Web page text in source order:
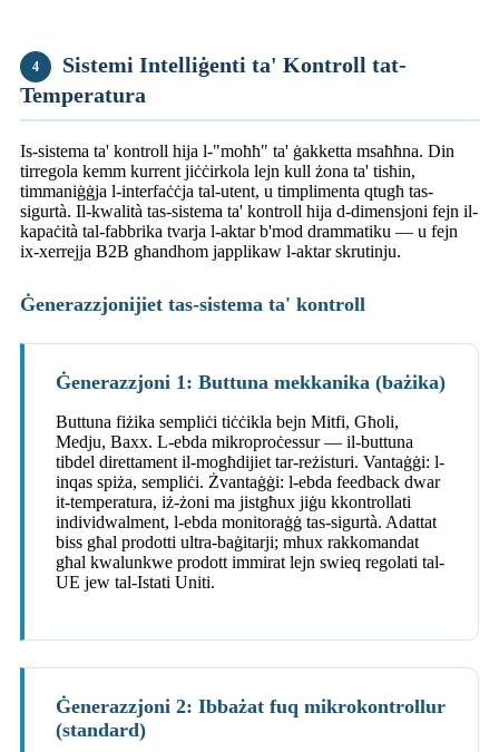
4
Sistemi Intelliġenti ta' Kontroll tat-
Temperatura
Is-sistema ta' kontroll hija l-"moħħ" ta' ġakketta msaħħna. Din
tirregola kemm kurrent jiċċirkola lejn kull żona ta' tisħin,
timmaniġġja l-interfaċċja tal-utent, u timplimenta qtugħ tas-
sigurtà. Il-kwalità tas-sistema ta' kontroll hija d-dimensjoni fejn il-
kapaċità tal-fabbrika tvarja l-aktar b'mod drammatiku — u fejn
ix-xerrejja B2B għandhom japplikaw l-aktar skrutinju.
Ġenerazzjonijiet tas-sistema ta' kontroll
Ġenerazzjoni 1: Buttuna mekkanika (bażika)
Buttuna fiżika sempliċi tiċċikla bejn Mitfi, Għoli,
Medju, Baxx. L-ebda mikroproċessur — il-buttuna
tibdel direttament il-mogħdijiet tar-reżisturi. Vantaġġi: l-
inqas spiża, sempliċi. Żvantaġġi: l-ebda feedback dwar
it-temperatura, iż-żoni ma jistgħux jiġu kkontrollati
individwalment, l-ebda monitoraġġ tas-sigurtà. Adattat
biss għal prodotti ultra-baġitarji; mhux rakkomandat
għal kwalunkwe prodott immirat lejn swieq regolati tal-
UE jew tal-Istati Uniti.
Ġenerazzjoni 2: Ibbażat fuq mikrokontrollur
(standard)